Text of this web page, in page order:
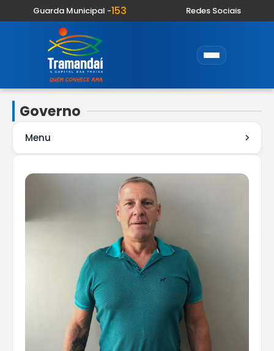
Guarda Municipal -153 Redes Sociais
Governo
Menu
Gabinete do Vice Prefeito
PGM - Procuradoria Geral do Município
Secretaria de Administração
Secretaria de Fazenda
Secretaria de Obras e Serviços Urbanos